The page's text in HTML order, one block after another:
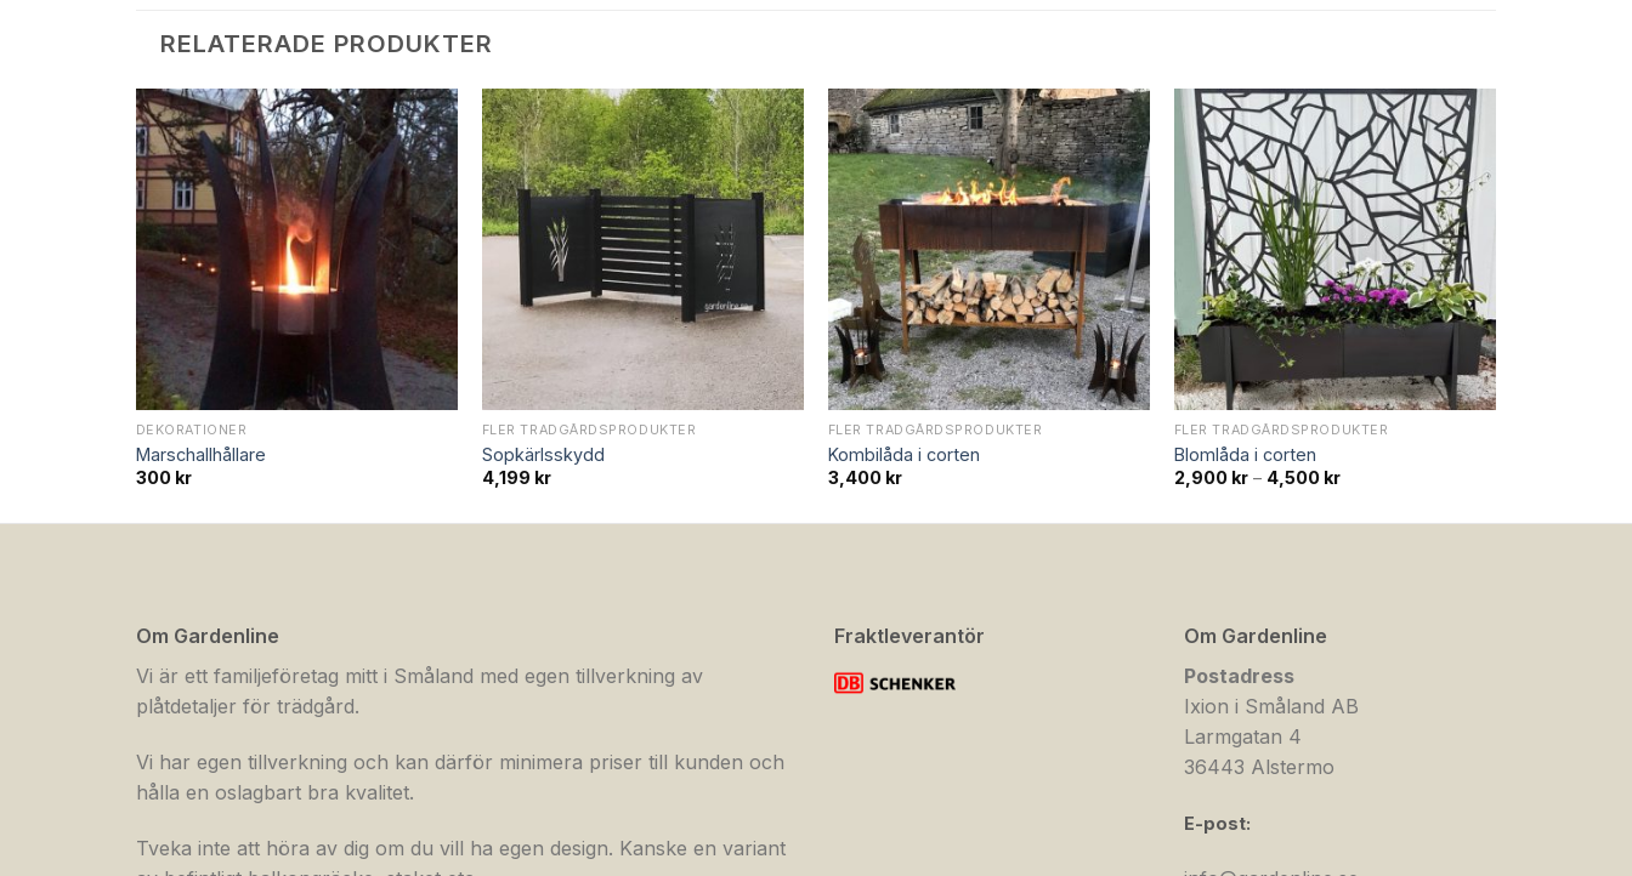
RELATERADE PRODUKTER
DEKORATIONER
Marschallhållare
300 kr
FLER TRÄDGÅRDSPRODUKTER
Sopkärlsskydd
4,199 kr
FLER TRÄDGÅRDSPRODUKTER
Kombilåda i corten
3,400 kr
FLER TRÄDGÅRDSPRODUKTER
Blomlåda i corten
2,900 kr – 4,500 krPrisintervall:
4,500 kr
Om Gardenline
Vi är ett familjeföretag mitt i Småland med egen tillverkning av
plåtdetaljer för trädgård.
Vi har egen tillverkning och kan därför minimera priser till kunden och
hålla en oslagbart bra kvalitet.
Tveka inte att höra av dig om du vill ha egen design. Kanske en variant
Fraktleverantör
Om Gardenline
Postadress
Ixion i Småland AB
Larmgatan 4
36443 Alstermo
E-post: